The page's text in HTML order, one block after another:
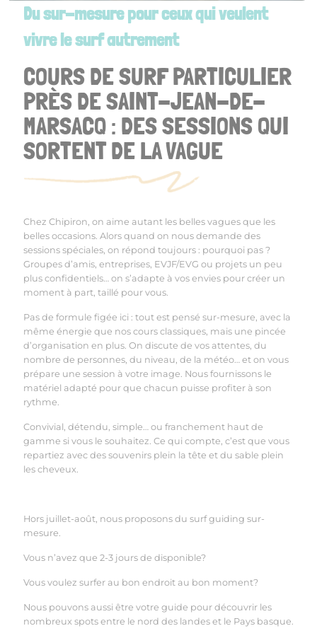
Du sur-mesure pour ceux qui veulent
vivre le surf autrement
COURS DE SURF PARTICULIER
PRÈS DE SAINT-JEAN-DE-
MARSACQ : DES SESSIONS QUI
SORTENT DE LA VAGUE
Chez Chipiron, on aime autant les belles vagues que les
belles occasions. Alors quand on nous demande des
sessions spéciales, on répond toujours : pourquoi pas ?
Groupes d ’amis, entreprises, EVJF/EVG ou projets un peu
plus confidentiels… on s’adapte à vos envies pour créer un
moment à part, taillé pour vous.
Pas de formule figée ici : tout est pensé sur-mesure, avec la
même énergie que nos cours classiques, mais une pincée
d ’organisation en plus. On discute de vos attentes, du
nombre de personnes, du niveau, de la météo… et on vous
prépare une session à votre image. Nous fournissons le
matériel adapté pour que chacun puisse profiter à son
rythme.
Convivial, détendu, simple… ou franchement haut de
gamme si vous le souhaitez. Ce qui compte, c’est que vous
repartiez avec des souvenirs plein la tête et du sable plein
les cheveux.
Hors juillet-août, nous proposons du surf guiding sur-
mesure.
Vous n’avez que 2-3 jours de disponible?
Vous voulez surfer au bon endroit au bon moment?
Nous pouvons aussi être votre guide pour découvrir les
nombreux spots entre le nord des landes et le Pays basque.